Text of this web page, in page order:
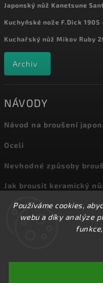
Používáme cookies,
webu a díky analýze
Přes 8000 nožů a
na prodejně!
Japonský nůž Kanetsune
Kuchyňské nože F.Dick 1905
Kuchařský nůž Mikov Ruby
Archiv
NÁVODY
Návod na broušení
Oceli
Nevhodné způsoby
Jak brousit keramický
Archiv